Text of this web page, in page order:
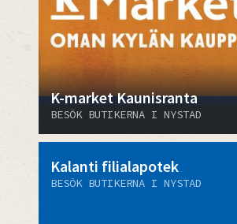
K-market Kaunisranta
BESÖK BUTIKERNA I NYSTAD
Kalanti filialapotek
BESÖK BUTIKERNA I NYSTAD